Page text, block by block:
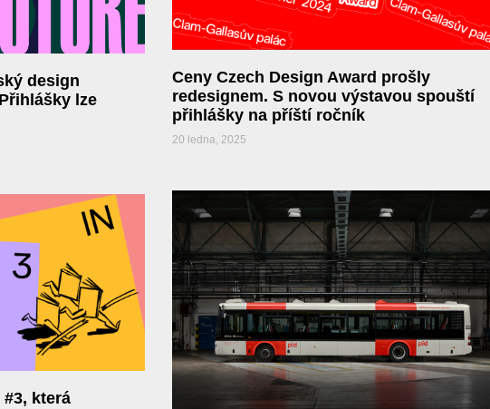
design
lze
Ceny Czech Design Award prošly
redesignem. S novou výstavou spouští
přihlášky na příští ročník
20 ledna, 2025
která